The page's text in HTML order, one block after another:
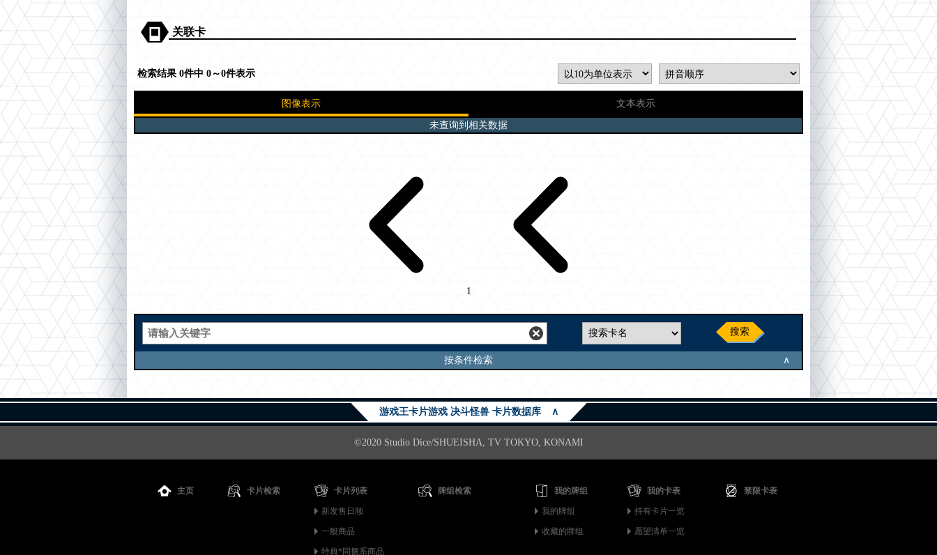
关联卡
检索结果 0件中 0～0件表示
图像表示 文本表示
未查询到相关数据
1
搜索
按条件检索 ∧
游戏王卡片游戏 决斗怪兽 卡片数据库 ∧
©2020 Studio Dice/SHUEISHA, TV TOKYO, KONAMI
主页 卡片检索 卡片列表
新发售日顺
一般商品
特典*同捆系商品
牌组检索 我的牌组
我的牌组
收藏的牌组
我的卡表
持有卡片一览
愿望清单一览
禁限卡表